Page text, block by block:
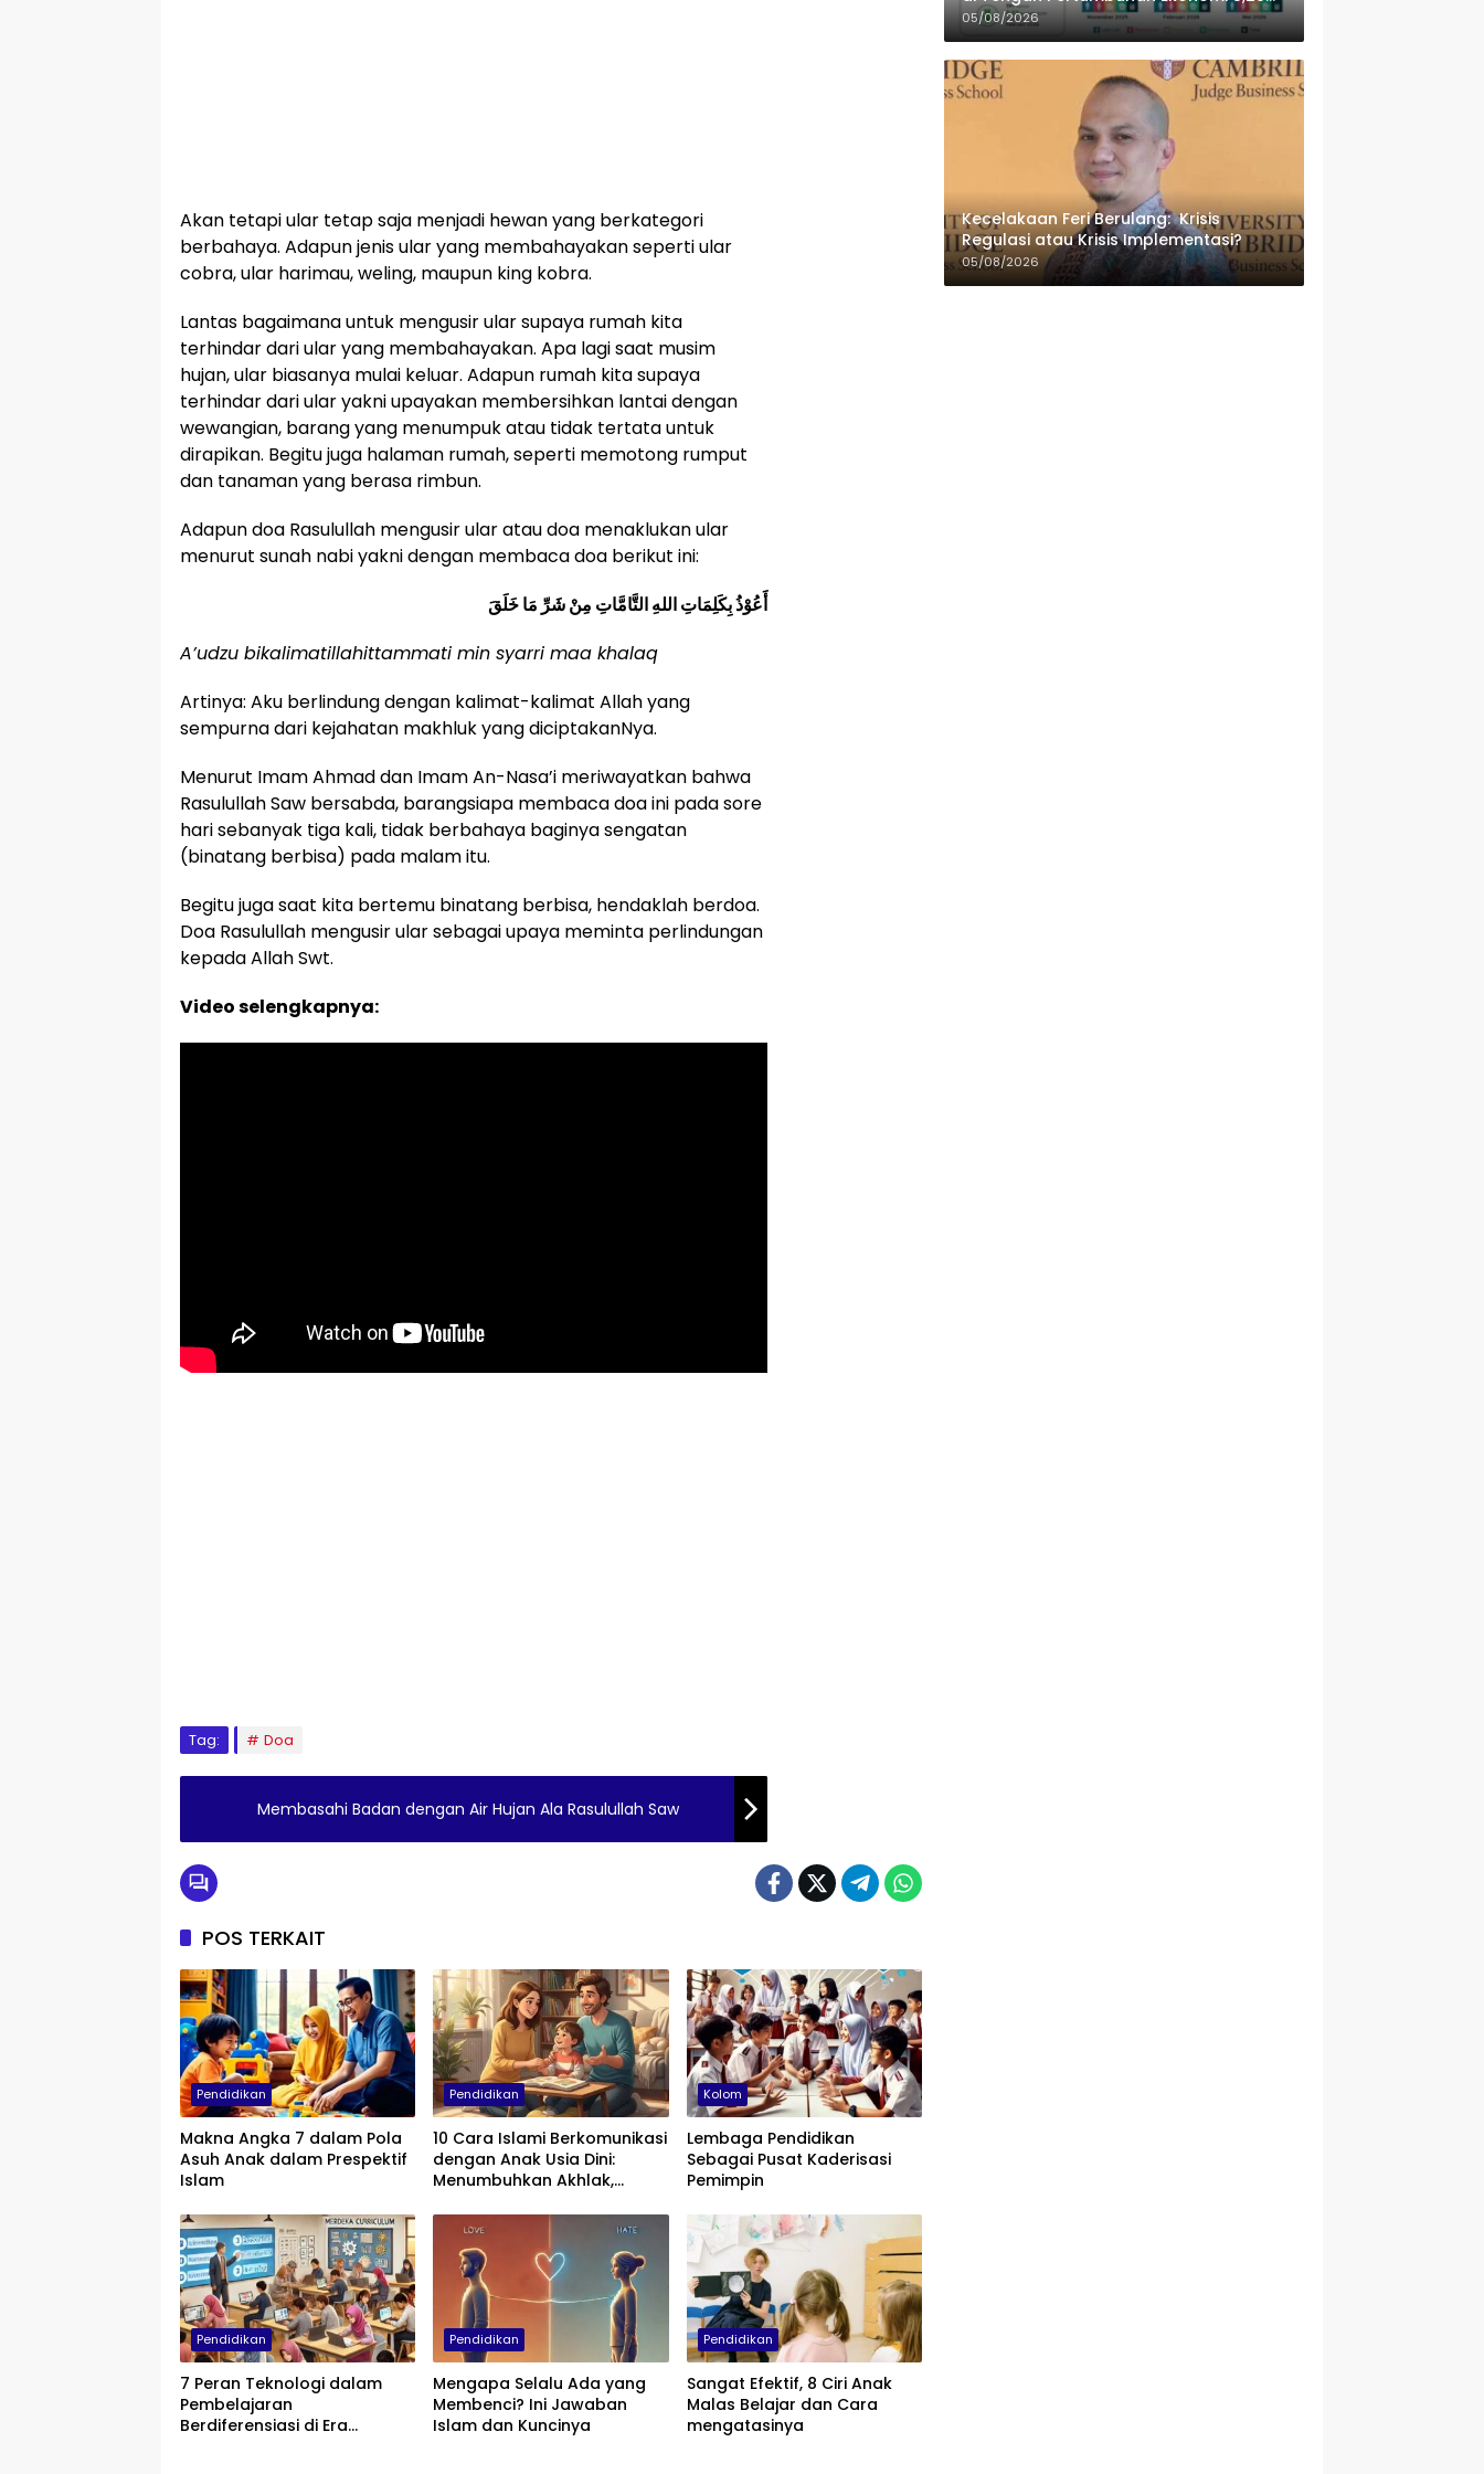
Akan tetapi ular tetap saja menjadi hewan yang berkategori
berbahaya. Adapun jenis ular yang membahayakan seperti ular
cobra, ular harimau, weling, maupun king kobra.
Lantas bagaimana untuk mengusir ular supaya rumah kita
terhindar dari ular yang membahayakan. Apa lagi saat musim
hujan, ular biasanya mulai keluar. Adapun rumah kita supaya
terhindar dari ular yakni upayakan membersihkan lantai dengan
wewangian, barang yang menumpuk atau tidak tertata untuk
dirapikan. Begitu juga halaman rumah, seperti memotong rumput
dan tanaman yang berasa rimbun.
Adapun doa Rasulullah mengusir ular atau doa menaklukan ular
menurut sunah nabi yakni dengan membaca doa berikut ini:
أَعُوْذُ بِكَلِمَاتِ اللهِ التَّامَّاتِ مِنْ شَرِّ مَا خَلَقَ
A’udzu bikalimatillahittammati min syarri maa khalaq
Artinya: Aku berlindung dengan kalimat-kalimat Allah yang
sempurna dari kejahatan makhluk yang diciptakanNya.
Menurut Imam Ahmad dan Imam An-Nasa’i meriwayatkan bahwa
Rasulullah Saw bersabda, barangsiapa membaca doa ini pada sore
hari sebanyak tiga kali, tidak berbahaya baginya sengatan
(binatang berbisa) pada malam itu.
Begitu juga saat kita bertemu binatang berbisa, hendaklah berdoa.
Doa Rasulullah mengusir ular sebagai upaya meminta perlindungan
kepada Allah Swt.
Video selengkapnya:
Tag: Doa
Membasahi Badan dengan Air Hujan Ala Rasulullah Saw
POS TERKAIT
Pendidikan
Makna Angka 7 dalam Pola
Asuh Anak dalam Prespektif
Islam
Pendidikan
10 Cara Islami Berkomunikasi
dengan Anak Usia Dini:
Menumbuhkan Akhlak,
Kolom
Lembaga Pendidikan
Sebagai Pusat Kaderisasi
Pemimpin
Pendidikan
7 Peran Teknologi dalam
Pembelajaran
Berdiferensiasi di Era
Pendidikan
Mengapa Selalu Ada yang
Membenci? Ini Jawaban
Islam dan Kuncinya
Pendidikan
Sangat Efektif, 8 Ciri Anak
Malas Belajar dan Cara
mengatasinya
Persen
05/08/2026
Kecelakaan Feri Berulang: Krisis
Regulasi atau Krisis Implementasi?
05/08/2026